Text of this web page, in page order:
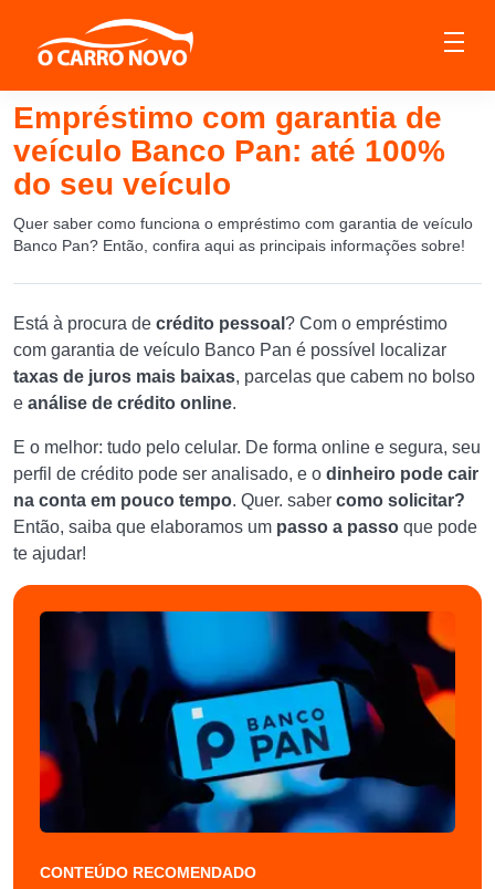
Empréstimo com garantia de
veículo Banco Pan: até 100%
do seu veículo
Quer saber como funciona o empréstimo com garantia de veículo
Banco Pan? Então, confira aqui as principais informações sobre!
Está à procura de crédito pessoal ? Com o empréstimo
com garantia de veículo Banco Pan é possível localizar
taxas de juros mais baixas, parcelas que cabem no bolso
e análise de crédito online.
E o melhor: tudo pelo celular. De forma online e segura, seu
perfil de crédito pode ser analisado, e o dinheiro pode cair
na conta em pouco tempo. Quer. saber como solicitar?
Então, saiba que elaboramos um passo a passo que pode
te ajudar!
CONTEÚDO RECOMENDADO